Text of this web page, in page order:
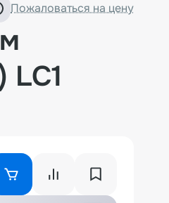
Пожаловаться на цену